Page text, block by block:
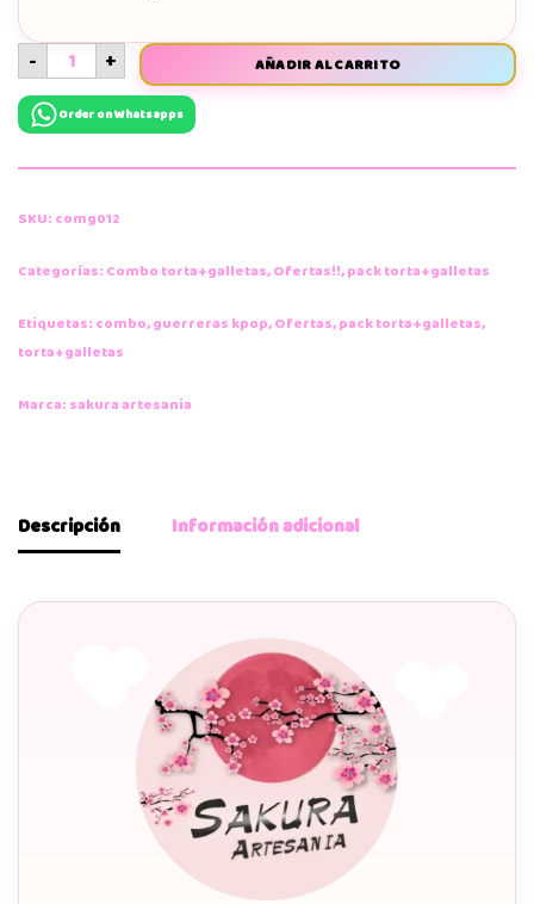
- + AÑADIR AL CARRITO
Order on Whatsapps
SKU: comg012
Categorías: Combo torta+galletas,Ofertas!!,pack torta+galletas
Etiquetas: combo,guerreras kpop,Ofertas,pack torta+galletas,
torta+galletas
Marca: sakura artesania
Descripción Información adicional